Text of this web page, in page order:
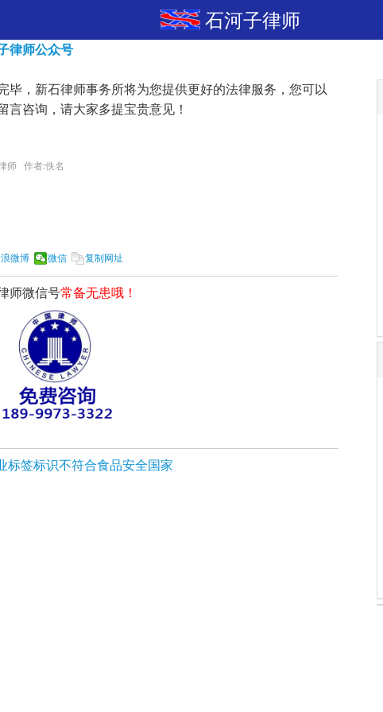
石河子律师
律师公众号
毕，新石律师事务所将为您提供更好的法律服务，您可以
言咨询，请大家多提宝贵意见！
师 作者:佚名
微博 微信 复制网址
师微信号常备无患哦！
标签标识不符合食品安全国家